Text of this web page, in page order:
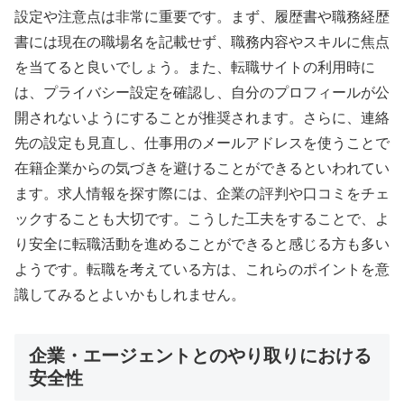
設定や注意点は非常に重要です。まず、履歴書や職務経歴
書には現在の職場名を記載せず、職務内容やスキルに焦点
を当てると良いでしょう。また、転職サイトの利用時に
は、プライバシー設定を確認し、自分のプロフィールが公
開されないようにすることが推奨されます。さらに、連絡
先の設定も見直し、仕事用のメールアドレスを使うことで
在籍企業からの気づきを避けることができるといわれてい
ます。求人情報を探す際には、企業の評判や口コミをチェ
ックすることも大切です。こうした工夫をすることで、よ
り安全に転職活動を進めることができると感じる方も多い
ようです。転職を考えている方は、これらのポイントを意
識してみるとよいかもしれません。
企業・エージェントとのやり取りにおける
安全性